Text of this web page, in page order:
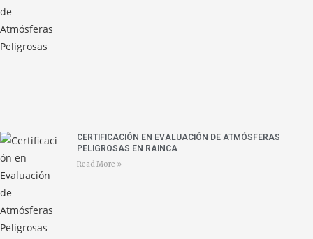
CERTIFICACIÓN EN EVALUACIÓN DE ATMÓSFERAS
PELIGROSAS EN RAINCA
Read More »